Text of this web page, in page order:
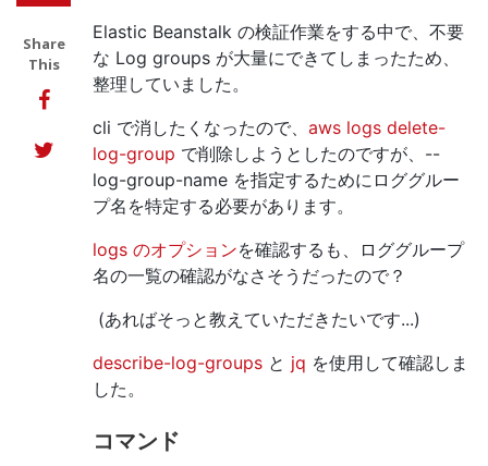
Share
This
Elastic Beanstalk の検証作業をする中で、不要
な Log groups が大量にできてしまったため、
整理していました。
cli で消したくなったので、 aws logs delete-
log-group で削除しようとしたのですが、 --
log-group-name を指定するためにロググルー
プ名を特定する必要があります。
logs のオプションを確認するも、ロググループ
名の一覧の確認がなさそうだったので？
(あればそっと教えていただきたいです...)
describe-log-groups と jq を使用して確認しま
した。
コマンド